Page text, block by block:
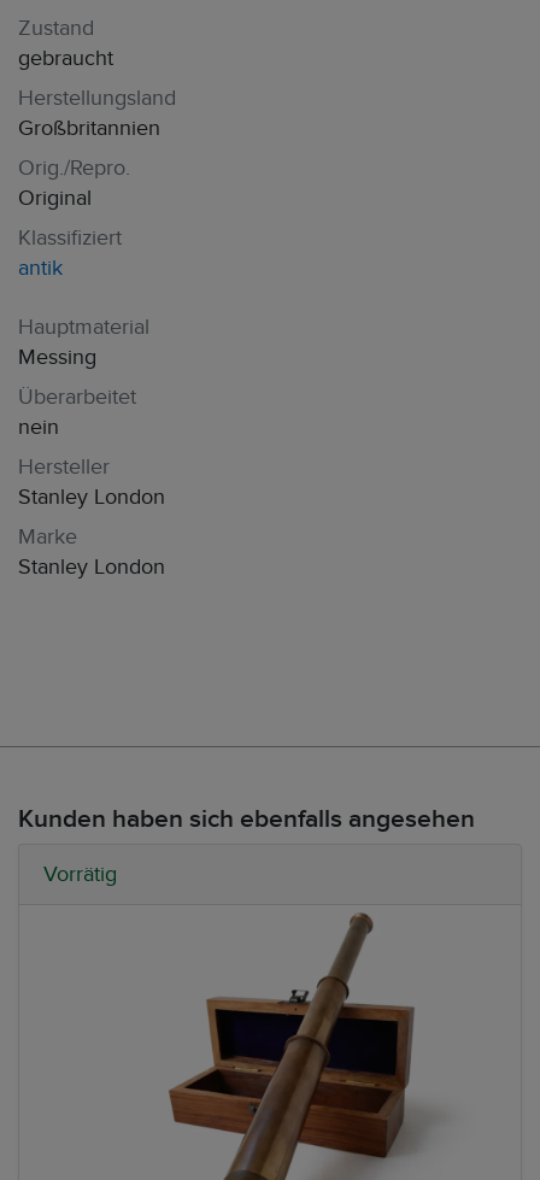
Zustand
gebraucht
Herstellungsland
Großbritannien
Orig./Repro.
Original
Klassifiziert
antik
Hauptmaterial
Messing
Überarbeitet
nein
Hersteller
Stanley London
Marke
Stanley London
Kunden haben sich ebenfalls angesehen
Vorrätig